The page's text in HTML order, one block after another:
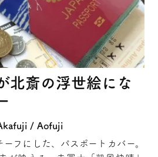
北斎の浮世絵にな
/ Aofuji
フにした、パスポートカバー。